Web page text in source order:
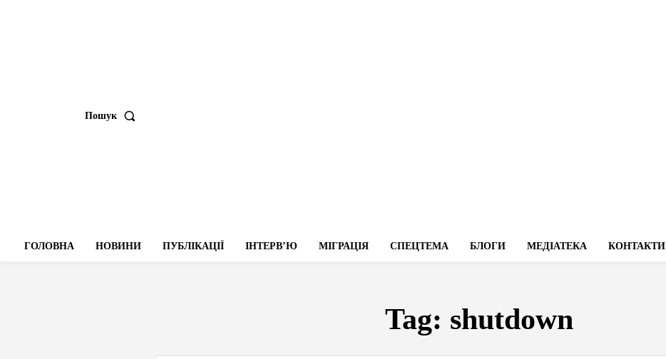
Пошук
ГОЛОВНА НОВИНИ ПУБЛІКАЦІЇ ІНТЕРВʼЮ МІГРАЦІЯ СПЕЦТЕМА БЛОГИ МЕДІАТЕКА КОНТАКТИ
Tag: shutdown